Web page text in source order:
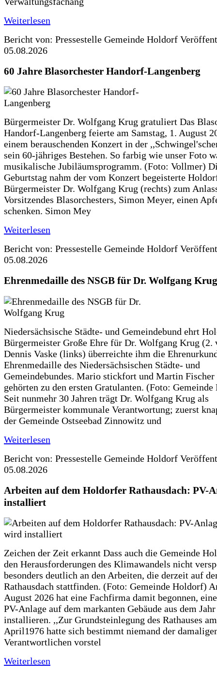
Weiterlesen
Bericht von: Pressestelle Gemeinde Holdorf
05.08.2026
60 Jahre Blasorchester Handorf-Langenberg
Bürgermeister Dr. Wolfgang Krug gratuliert Das
Handorf-Langenberg feierte am Samstag, 1. August
einem berauschenden Konzert in der
sein 60-jähriges Bestehen. So farbig wie unser Foto
musikalische Jubiläumsprogramm. (Foto: Vollmer)
Geburtstag nahm der vom Konzert begeisterte
Bürgermeister Dr. Wolfgang Krug (rechts) zum
Vorsitzendes Blasorchesters, Simon Meyer, einen
schenken. Simon Mey
Weiterlesen
Bericht von: Pressestelle Gemeinde Holdorf
05.08.2026
Ehrenmedaille des NSGB für Dr. Wolfgang Krug
Niedersächsische Städte- und Gemeindebund ehrt
Bürgermeister Große Ehre für Dr. Wolfgang Krug (2.
Dennis Vaske (links) überreichte ihm die
Ehrenmedaille des Niedersächsischen Städte- und
Gemeindebundes. Mario stickfort und Martin Fischer
gehörten zu den ersten Gratulanten. (Foto:
Seit nunmehr 30 Jahren trägt Dr. Wolfgang Krug als
Bürgermeister kommunale Verantwortung; zuerst
der Gemeinde Ostseebad Zinnowitz und
Weiterlesen
Bericht von: Pressestelle Gemeinde Holdorf
05.08.2026
Arbeiten auf dem Holdorfer Rathausdach: PV-
installiert
Zeichen der Zeit erkannt Dass auch die Gemeinde
den Herausforderungen des Klimawandels nicht
besonders deutlich an den Arbeiten, die derzeit auf
Rathausdach stattfinden. (Foto: Gemeinde Holdorf)
August 2026 hat eine Fachfirma damit begonnen,
PV-Anlage auf dem markanten Gebäude aus dem
installieren. ,,Zur Grundsteinlegung des Rathauses
April1976 hatte sich bestimmt niemand der
Verantwortlichen vorstel
Weiterlesen